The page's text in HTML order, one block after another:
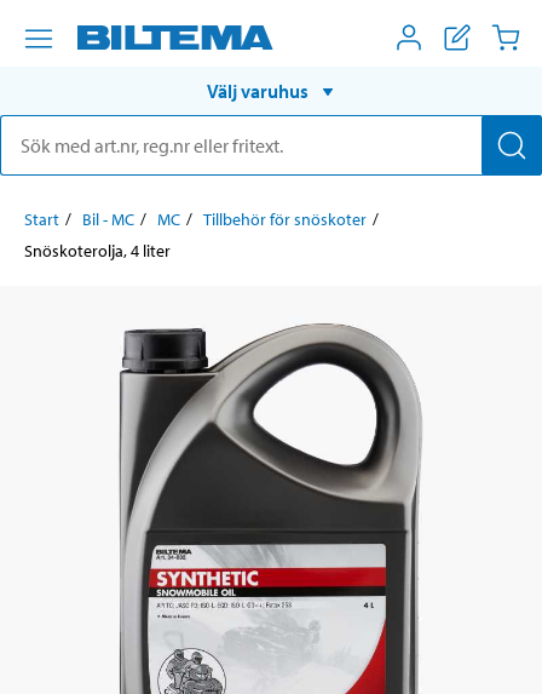
Välj varuhus
Start Bil - MC MC
Tillbehör för snöskoter
Snöskoterolja, 4 liter